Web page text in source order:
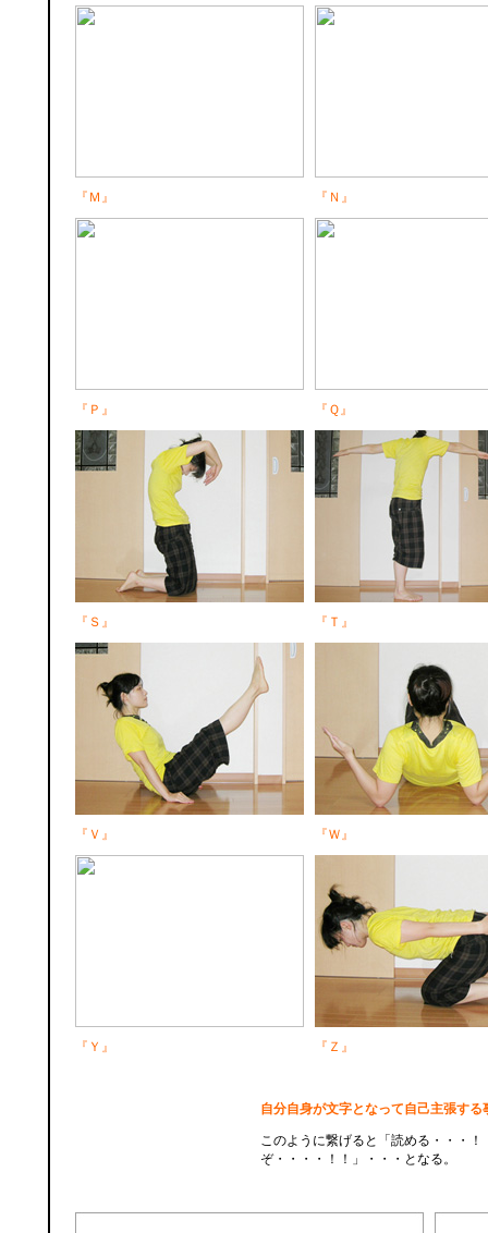
『Ｍ』 『Ｎ』
『Ｐ』 『Ｑ』
『Ｓ』 『Ｔ』
『Ｖ』 『Ｗ』
『Ｙ』 『Ｚ』
自分自身が文字となって自己主張する
このように繋げると「読める・・・！
ぞ・・・・！！」・・・となる。